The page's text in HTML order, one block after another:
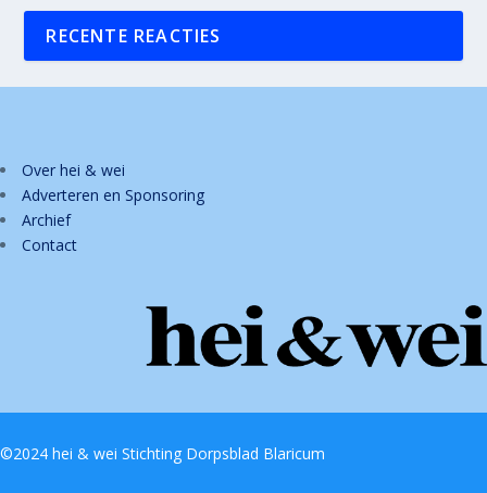
RECENTE REACTIES
Over hei & wei
Adverteren en Sponsoring
Archief
Contact
©2024 hei & wei Stichting Dorpsblad Blaricum